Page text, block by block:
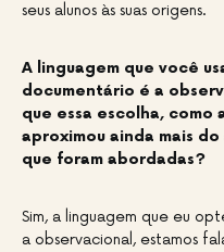
seus alunos às suas origens.
A linguagem que você
documentário é a
que essa escolha, como
aproximou ainda mais
que foram abordadas?
Sim, a linguagem que eu
a observacional, estamos